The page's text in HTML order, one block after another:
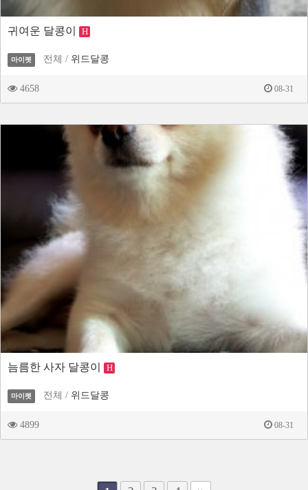
귀여운 달콩이 H
마이펫 전체 / 위드달콩
4658 08-31
늠름한 사자 달콩이 H
마이펫 전체 / 위드달콩
4899 08-31